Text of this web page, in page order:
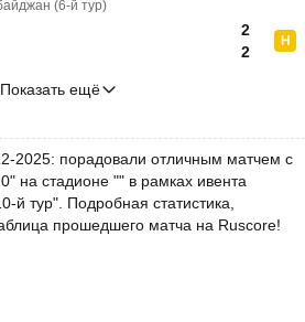
(6-й тур)
2
2
Н
Показать ещё
2025: порадовали отличным матчем с
на стадионе "" в рамках ивента
й тур". Подробная статистика,
прошедшего матча на Ruscore!